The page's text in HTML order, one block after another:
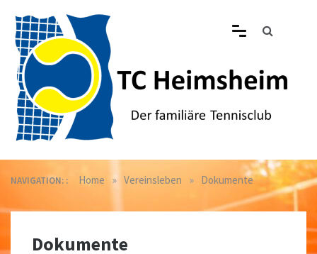
content
Tennisclub Heimsheim
NAVIGATION: : Home » Vereinsleben » Dokumente
Dokumente